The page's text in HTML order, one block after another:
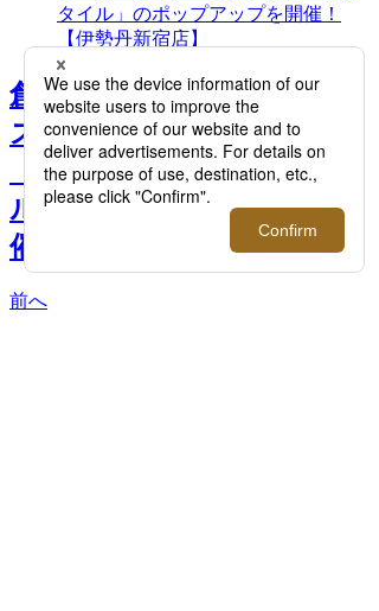
タイル」のポップアップを開催！
【伊勢丹新宿店】
創業120周年を迎えた＜ミ
ズノ＞がスニーカーライン
「ミズノスポーツスタイ
ル」のポップアップを開
催！【伊勢丹新宿店】 >>
前へ